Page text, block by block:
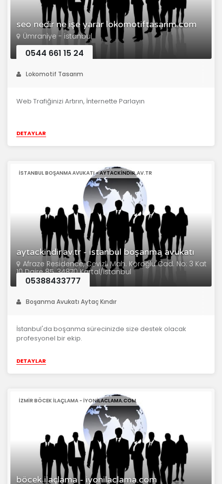
seo nedir ne işe yarar lokomotiftasarim.com
Ümraniye - istanbul
0544 661 15 24
Lokomotif Tasarım
Web Trafiğinizi Artırın, İnternette Parlayın
DETAYLAR
aytackindir.av.tr - istanbul boşanma avukatı
ISTANBUL BOŞANMA AVUKATI - AYTACKINDIR.AV.TR
Afraze Residence, Cevizli Mah. Köroğlu Cad. No: 3 Kat
10 Daire 85, 34870 Kartal/İstanbul
05388433777
Boşanma Avukatı Aytaç Kındır
İstanbul'da boşanma sürecinizde size destek olacak
profesyonel bir ekip.
DETAYLAR
böcek ilaçlama - iyonilaclama.com
IZMIR BÖCEK ILAÇLAMA - IYONILACLAMA.COM